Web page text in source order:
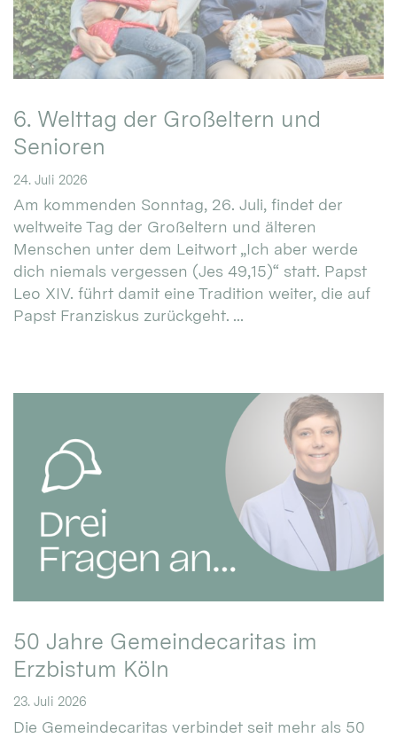
6. Welttag der Großeltern und
Senioren
24. Juli 2026
Am kommenden Sonntag, 26. Juli, findet der
weltweite Tag der Großeltern und älteren
Menschen unter dem Leitwort „Ich aber werde
dich niemals vergessen (Jes 49,15)“ statt. Papst
Leo XIV. führt damit eine Tradition weiter, die auf
Papst Franziskus zurückgeht. ...
50 Jahre Gemeindecaritas im
Erzbistum Köln
23. Juli 2026
Die Gemeindecaritas verbindet seit mehr als 50